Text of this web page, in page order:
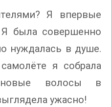
Я впервые
была совершенно
нуждалась в душе.
я собрала
волосы в
ужасно!